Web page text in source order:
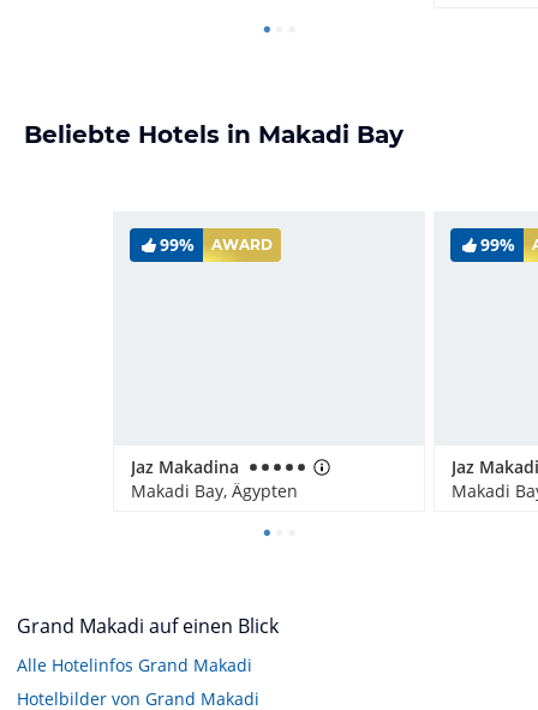
Beliebte Hotels in Makadi Bay
99% AWARD
Jaz Makadina
Makadi Bay, Ägypten
99%
Makadi
Grand Makadi auf einen Blick
Alle Hotelinfos Grand Makadi
Hotelbilder von Grand Makadi